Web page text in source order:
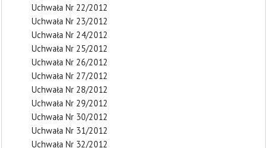
Uchwała Nr 22/2012
Uchwała Nr 23/2012
Uchwała Nr 24/2012
Uchwała Nr 25/2012
Uchwała Nr 26/2012
Uchwała Nr 27/2012
Uchwała Nr 28/2012
Uchwała Nr 29/2012
Uchwała Nr 30/2012
Uchwała Nr 31/2012
Uchwała Nr 32/2012